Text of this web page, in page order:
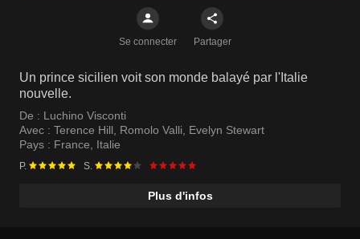
Se connecter Partager
Un prince sicilien voit son monde balayé par l'Italie
nouvelle.
De : Luchino Visconti
Avec : Terence Hill, Romolo Valli, Evelyn Stewart
Pays : France, Italie
P. S.
Plus d'infos